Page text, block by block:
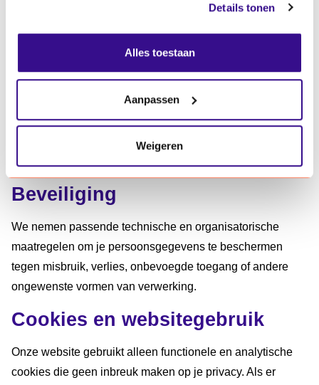
Details tonen
Alles toestaan
Aanpassen
Weigeren
met ons op viabedrijfsbureau@vizita.nlof stuur ons een
brief met je naam, adres en telefoonnummer. We reageren
binnen één maand. We vragen je om een geldig
legitimatiebewijs te tonen zodat we zeker weten dat de
Beveiliging
We nemen passende technische en organisatorische
maatregelen om je persoonsgegevens te beschermen
tegen misbruik, verlies, onbevoegde toegang of andere
ongewenste vormen van verwerking.
Cookies en websitegebruik
Onze website gebruikt alleen functionele en analytische
cookies die geen inbreuk maken op je privacy. Als er